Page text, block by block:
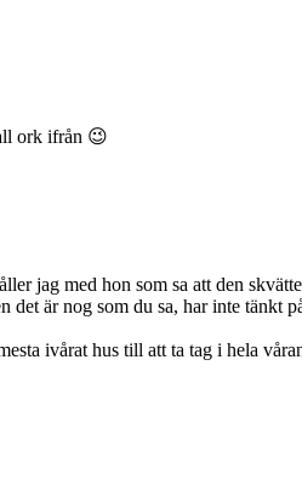
ork ifrån 😉
jag med hon som sa att den
det är nog som du sa, har inte tänkt
ivårat hus till att ta tag i hela